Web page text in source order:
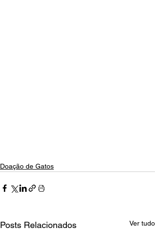
Doação de Gatos
Posts Relacionados Ver tudo